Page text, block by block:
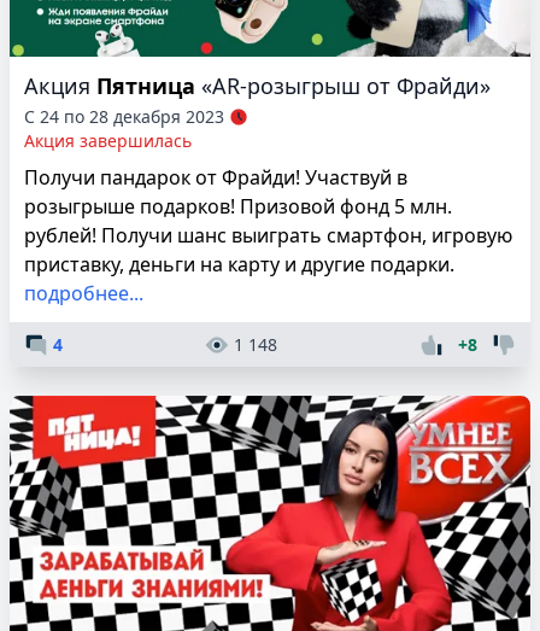
Акция Пятница «AR-розыгрыш от Фрайди»
С 24 по 28 декабря 2023
Акция завершилась
Получи пандарок от Фрайди! Участвуй в
розыгрыше подарков! Призовой фонд 5 млн.
рублей! Получи шанс выиграть смартфон, игровую
приставку, деньги на карту и другие подарки.
подробнее...
4 1 148 +8